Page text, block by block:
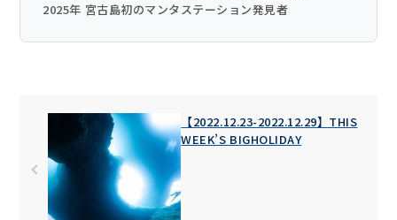
2025年 宮古島初のマンタステーション発見者
【2022.12.23-2022.12.29】THIS
WEEK’S BIGHOLIDAY